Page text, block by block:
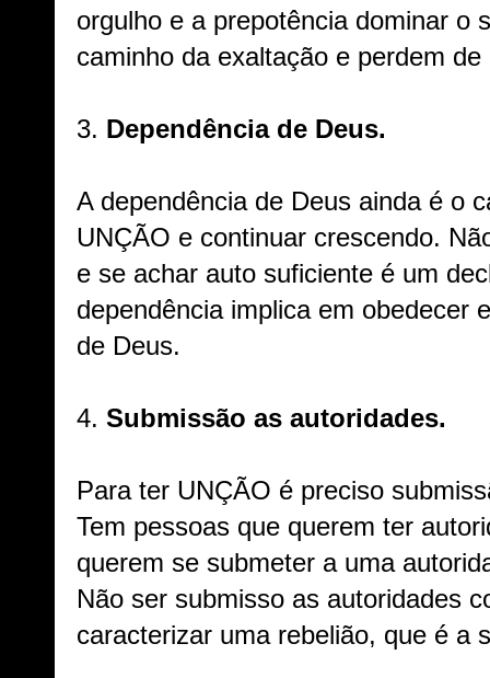
orgulho e a prepotência dominar o
caminho da exaltação e perdem
3. Dependência de Deus.
A dependência de Deus ainda é o
UNÇÃO e continuar crescendo.
e se achar auto suficiente é um
dependência implica em obedecer
de Deus.
4. Submissão as autoridades.
Para ter UNÇÃO é preciso
Tem pessoas que querem ter
querem se submeter a uma
Não ser submisso as autoridades
caracterizar uma rebelião, que é a